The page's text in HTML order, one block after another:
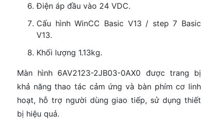
Điện áp đầu vào 24 VDC.
Cấu hình WinCC Basic V13 / step 7 Basic
V13.
Khối lượng 1.13kg.
Màn hình 6AV2123-2JB03-0AX0 được trang bị
khả năng thao tác cảm ứng và bàn phím cơ linh
hoạt, hỗ trợ người dùng giao tiếp, sử dụng thiết
bị hiệu quả.